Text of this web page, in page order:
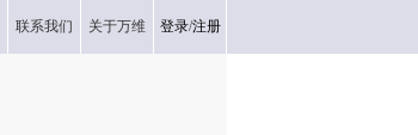
联系我们 关于万维 登录/注册